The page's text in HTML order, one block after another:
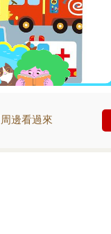
邊看過來